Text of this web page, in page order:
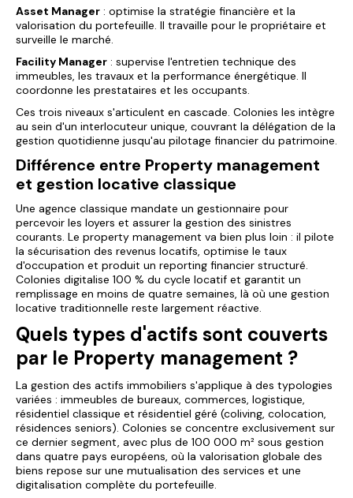
Asset Manager : optimise la stratégie financière et la
valorisation du portefeuille. Il travaille pour le propriétaire et
surveille le marché.
Facility Manager : supervise l'entretien technique des
immeubles, les travaux et la performance énergétique. Il
coordonne les prestataires et les occupants.
Ces trois niveaux s'articulent en cascade. Colonies les intègre
au sein d'un interlocuteur unique, couvrant la délégation de la
gestion quotidienne jusqu'au pilotage financier du patrimoine.
Différence entre Property management
et gestion locative classique
Une agence classique mandate un gestionnaire pour
percevoir les loyers et assurer la gestion des sinistres
courants. Le property management va bien plus loin : il pilote
la sécurisation des revenus locatifs, optimise le taux
d'occupation et produit un reporting financier structuré.
Colonies digitalise 100 % du cycle locatif et garantit un
remplissage en moins de quatre semaines, là où une gestion
locative traditionnelle reste largement réactive.
Quels types d'actifs sont couverts
par le Property management ?
La gestion des actifs immobiliers s'applique à des typologies
variées : immeubles de bureaux, commerces, logistique,
résidentiel classique et résidentiel géré (coliving, colocation,
résidences seniors). Colonies se concentre exclusivement sur
ce dernier segment, avec plus de 100 000 m² sous gestion
dans quatre pays européens, où la valorisation globale des
biens repose sur une mutualisation des services et une
digitalisation complète du portefeuille.